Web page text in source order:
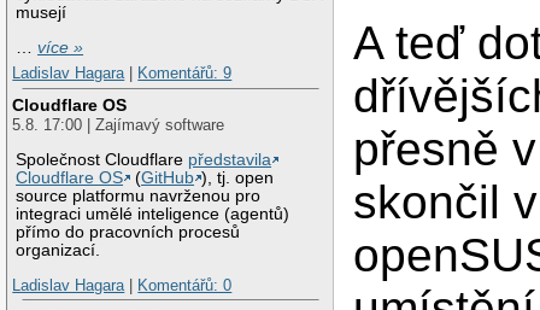
musejí
…více »
Ladislav Hagara| Komentářů: 9
Cloudflare OS
5.8. 17:00 | Zajímavý software
Společnost Cloudflare představila
Cloudflare OS
(GitHub ), tj. open
source platformu navrženou pro
integraci umělé inteligence (agentů)
přímo do pracovních procesů
organizací.
Ladislav Hagara| Komentářů: 0
A teď
přesně
skončil